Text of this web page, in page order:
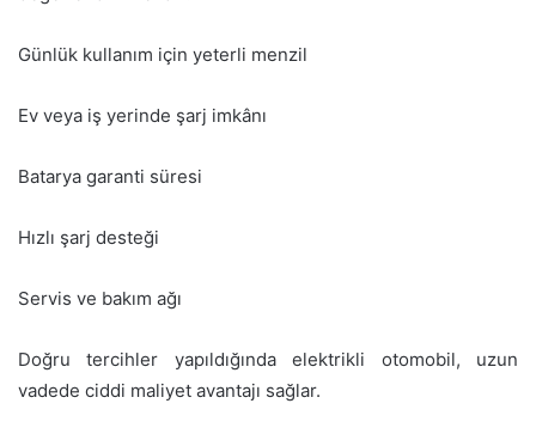
Günlük kullanım için yeterli menzil
Ev veya iş yerinde şarj imkânı
Batarya garanti süresi
Hızlı şarj desteği
Servis ve bakım ağı
Doğru tercihler yapıldığında elektrikli otomobil, uzun
vadede ciddi maliyet avantajı sağlar.